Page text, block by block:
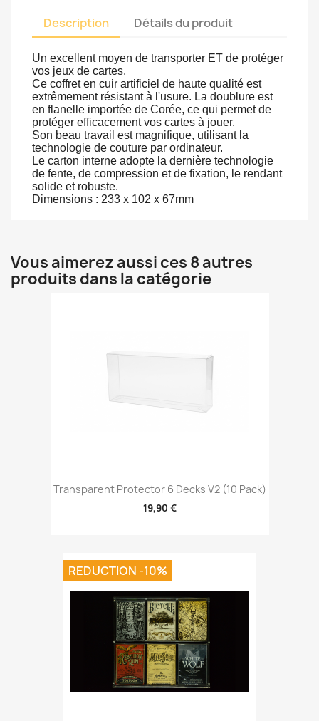
Description Détails du produit
Un excellent moyen de transporter ET de protéger
vos jeux de cartes.
Ce coffret en cuir artificiel de haute qualité est
extrêmement résistant à l'usure. La doublure est
en flanelle importée de Corée, ce qui permet de
protéger efficacement vos cartes à jouer.
Son beau travail est magnifique, utilisant la
technologie de couture par ordinateur.
Le carton interne adopte la dernière technologie
de fente, de compression et de fixation, le rendant
solide et robuste.
Dimensions : 233 x 102 x 67mm
Vous aimerez aussi ces 8 autres
produits dans la catégorie
Transparent Protector 6 Decks V2 (10 Pack)
19,90 €
REDUCTION -10%